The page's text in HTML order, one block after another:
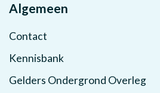
Algemeen
Contact
Kennisbank
Gelders Ondergrond Overleg